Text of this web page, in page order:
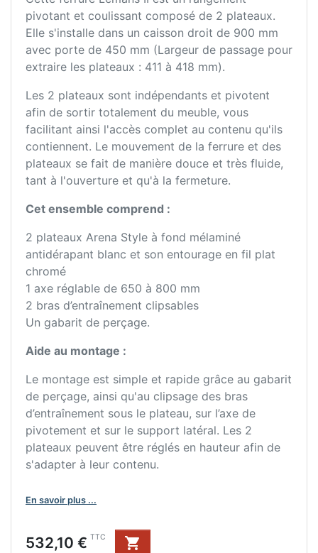
pivotant et coulissant composé de 2 plateaux.
Elle s'installe dans un caisson droit de 900 mm
avec porte de 450 mm (Largeur de passage pour
extraire les plateaux : 411 à 418 mm).
Les 2 plateaux sont indépendants et pivotent
afin de sortir totalement du meuble, vous
facilitant ainsi l'accès complet au contenu qu'ils
contiennent. Le mouvement de la ferrure et des
plateaux se fait de manière douce et très fluide,
tant à l'ouverture et qu'à la fermeture.
Cet ensemble comprend :
2 plateaux Arena Style à fond mélaminé
antidérapant blanc et son entourage en fil plat
chromé
1 axe réglable de 650 à 800 mm
2 bras d’entraînement clipsables
Un gabarit de perçage.
Aide au montage :
Le montage est simple et rapide grâce au gabarit
de perçage, ainsi qu'au clipsage des bras
d’entraînement sous le plateau, sur l’axe de
pivotement et sur le support latéral. Les 2
plateaux peuvent être réglés en hauteur afin de
s'adapter à leur contenu.
En savoir plus ...
Prix
532,10 € TTC
